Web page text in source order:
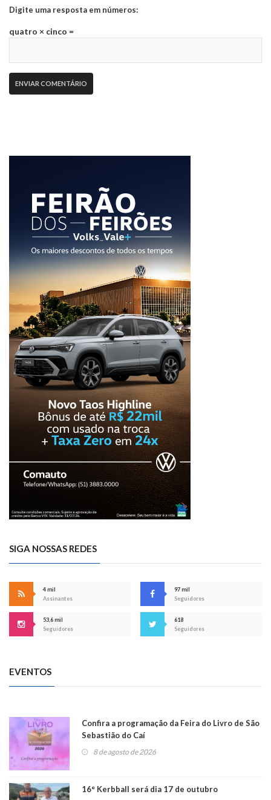
Digite uma resposta em números:
quatro × cinco =
SIGA NOSSAS REDES
4 mil
Assinantes
97 mil
Seguidores
53,6 mil
Seguidores
618
Seguidores
EVENTOS
Confira a programação da Feira do Livro de São
Sebastião do Caí
8 de agosto de 2026
16° Kerbball será dia 17 de outubro